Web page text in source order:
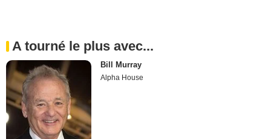
A tourné le plus avec...
Bill Murray
Alpha House